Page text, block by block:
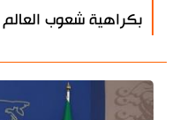
بكراهية شعوب العالم